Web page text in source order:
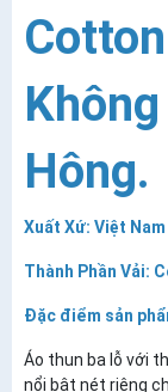
Hông.
Xuất Xứ: Việt Nam
Thành Phần Vải:
Đặc điểm sản
Áo thun ba lỗ với
nổi bật nét riêng